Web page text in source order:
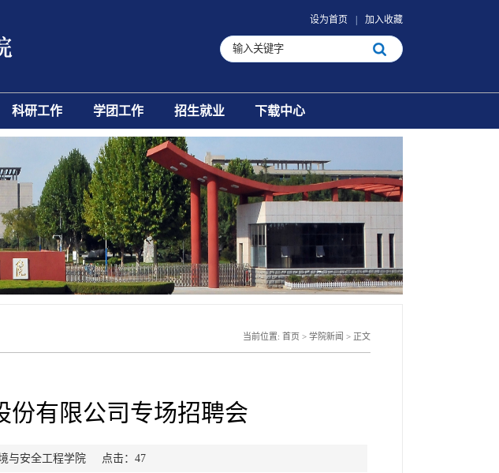
设为首页 加入收藏
科研工作 学团工作 招生就业 下载中心
当前位置: 首页 > 学院新闻 > 正文
份有限公司专场招聘会
与安全工程学院 点击： 47